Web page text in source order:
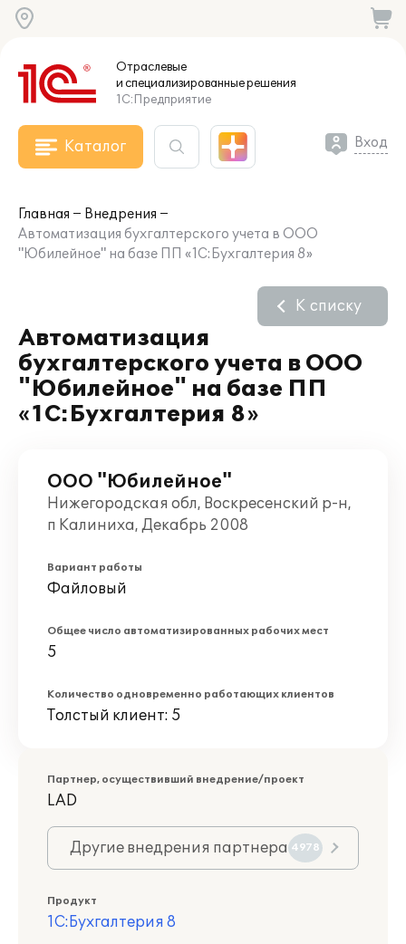
Отраслевые
и специализированныерешения
1С:Предприятие
Каталог Вход
Главная
Внедрения
Автоматизация бухгалтерского учета в ООО
"Юбилейное" на базе ПП «1С:Бухгалтерия 8»
Автоматизация
бухгалтерского учета в ООО
"Юбилейное" на базе ПП
«1С:Бухгалтерия 8»
К списку
ООО "Юбилейное"
Нижегородская обл, Воскресенский р-н,
п Калиниха, Декабрь 2008
Вариант работы
Файловый
Общее число автоматизированных рабочих мест
5
Количество одновременно работающих клиентов
Толстый клиент: 5
Партнер, осуществивший внедрение/проект
LAD
Другие внедрения партнера 4978
Продукт
1С:Бухгалтерия 8